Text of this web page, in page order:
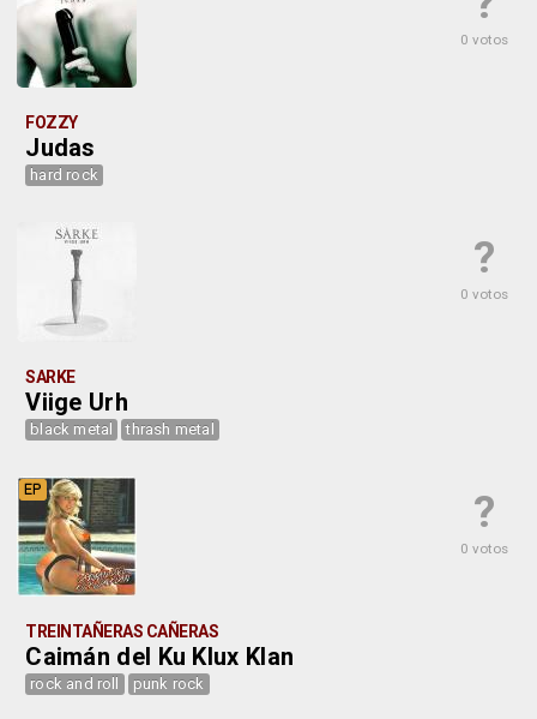
0 votos
FOZZY
Judas
hard rock
?
0 votos
SARKE
Viige Urh
black metal thrash metal
?
0 votos
EP
TREINTAÑERAS CAÑERAS
Caimán del Ku Klux Klan
rock and roll punk rock